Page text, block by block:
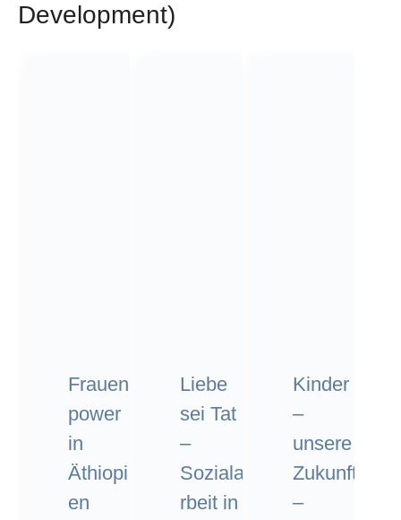
Development)
Frauen
power
in
Äthiopi
en
Liebe
sei Tat
–
Soziala
rbeit in
Kinder
–
unsere
Zukunft
–